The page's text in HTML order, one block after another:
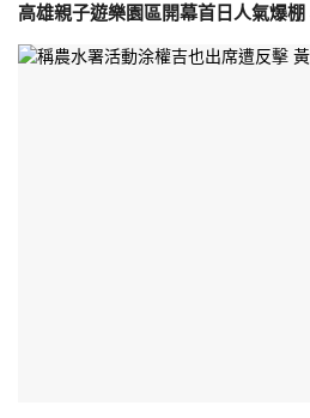
高雄親子遊樂園區開幕首日人氣爆